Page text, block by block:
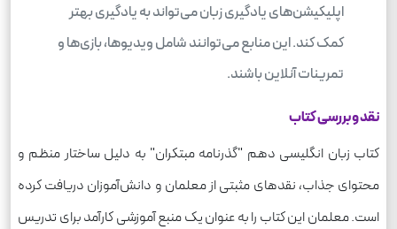
اپلیکیشن‌های یادگیری زبان می‌تواند به یادگیری بهتر
کمک کند. این منابع می‌توانند شامل ویدیوها، بازی‌ها و
تمرینات آنلاین باشند.
نقد و بررسی کتاب
کتاب زبان انگلیسی دهم "گذرنامه مبتکران" به دلیل ساختار منظم و
محتوای جذاب، نقدهای مثبتی از معلمان و دانش‌آموزان دریافت کرده
است. معلمان این کتاب را به عنوان یک منبع آموزشی کارآمد برای تدریس